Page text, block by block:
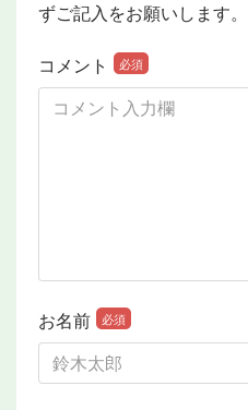
ずご記入をお願いします。
コメント 必須
お名前 必須